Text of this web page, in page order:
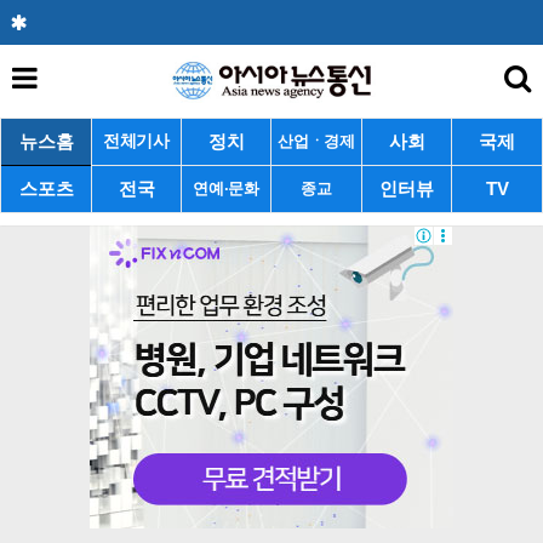
뉴스홈 전체기사 정치 산업ㆍ경제 사회 국제
스포츠 전국 연예·문화 종교 인터뷰 TV